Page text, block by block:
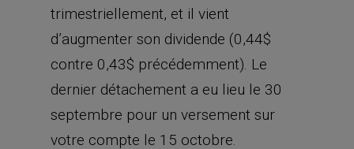
trimestriellement, et il vient
d’augmenter son dividende (0,44$
contre 0,43$ précédemment). Le
dernier détachement a eu lieu le 30
septembre pour un versement sur
votre compte le 15 octobre.